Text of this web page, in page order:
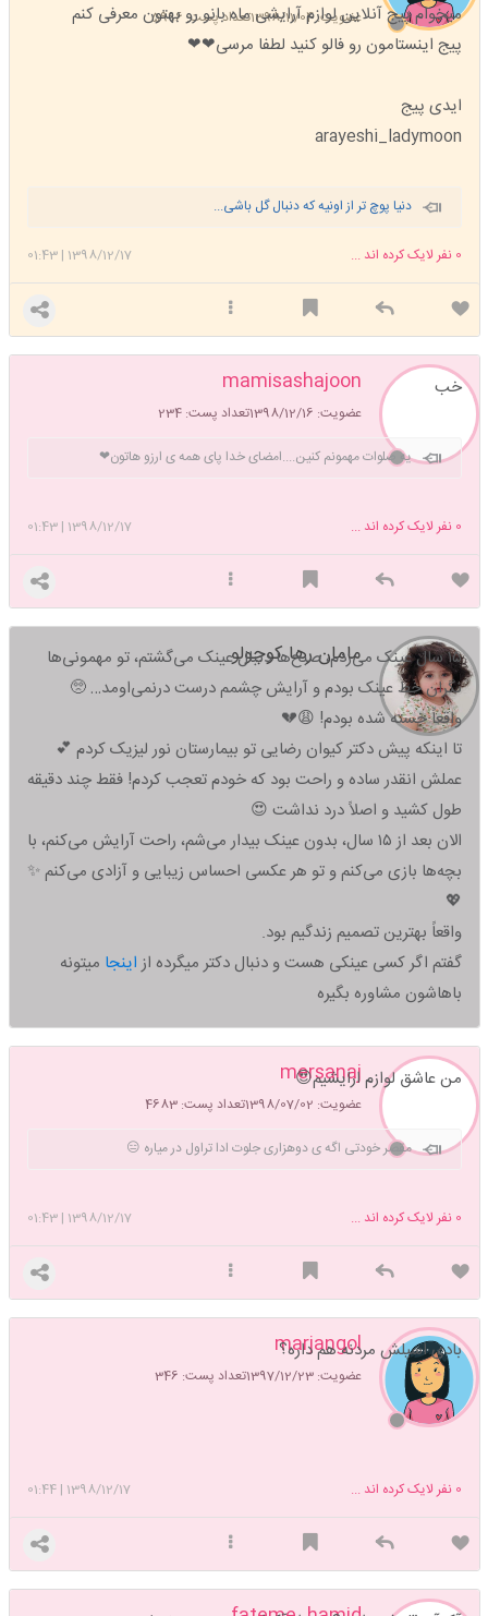
عضویت: 1398/11/04 تعداد پست: 5996
میخوام پیج آنلاین لوازم آرایشی ماه بانو رو بهتون معرفی کنم
پیج اینستامون رو فالو کنید لطفا مرسی❤❤
ایدی پیج
arayeshi_ladymoon
دنیا پوچ تر از اونیه که دنبال گل باشی...
1398/12/17
|
01:43 0 نفر لایک کرده اند ...
mamisashajoon
عضویت: 1398/12/16 تعداد پست: 234
خب
یه صلوات مهمونم کنین....امضای خدا پای همه ی ارزو هاتون❤
1398/12/17
|
01:43 0 نفر لایک کرده اند ...
مامان رها کوچولو
۱۵ سال عینک می‌زدم، صبح‌ها دنبال عینک می‌گشتم، تو مهمونی‌ها
نگران خط عینک بودم و آرایش چشمم درست درنمی‌اومد… 🥺
واقعاً خسته شده بودم! 😩💔
تا اینکه پیش دکتر کیوان رضایی تو بیمارستان نور لیزیک کردم 💕
عملش انقدر ساده و راحت بود که خودم تعجب کردم! فقط چند دقیقه
طول کشید و اصلاً درد نداشت 😍
الان بعد از ۱۵ سال، بدون عینک بیدار می‌شم، راحت آرایش می‌کنم، با
بچه‌ها بازی می‌کنم و تو هر عکسی احساس زیبایی و آزادی می‌کنم ✨
💖
واقعاً بهترین تصمیم زندگیم بود.
گفتم اگر کسی عینکی هست و دنبال دکتر میگرده ازاینجا میتونه
باهاشون مشاوره بگیره
mersanaj
عضویت: 1398/07/02 تعداد پست: 4683
من عاشق لوازم ارایشیم😍
مقصر خودتی اگه ی دوهزاری جلوت ادا تراول در میاره 😑
1398/12/17
|
01:43 0 نفر لایک کرده اند ...
marjangol
عضویت: 1397/12/23 تعداد پست: 346
بادی اسپلش مردنه هم داره؟
1398/12/17
|
01:44 0 نفر لایک کرده اند ...